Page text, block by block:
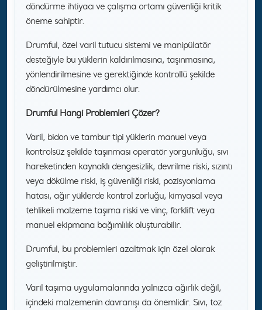
döndürme ihtiyacı ve çalışma ortamı güvenliği kritik
öneme sahiptir.
Drumful, özel varil tutucu sistemi ve manipülatör
desteğiyle bu yüklerin kaldırılmasına, taşınmasına,
yönlendirilmesine ve gerektiğinde kontrollü şekilde
döndürülmesine yardımcı olur.
Drumful Hangi Problemleri Çözer?
Varil, bidon ve tambur tipi yüklerin manuel veya
kontrolsüz şekilde taşınması operatör yorgunluğu, sıvı
hareketinden kaynaklı dengesizlik, devrilme riski, sızıntı
veya dökülme riski, iş güvenliği riski, pozisyonlama
hatası, ağır yüklerde kontrol zorluğu, kimyasal veya
tehlikeli malzeme taşıma riski ve vinç, forklift veya
manuel ekipmana bağımlılık oluşturabilir.
Drumful, bu problemleri azaltmak için özel olarak
geliştirilmiştir.
Varil taşıma uygulamalarında yalnızca ağırlık değil,
içindeki malzemenin davranışı da önemlidir. Sıvı, toz